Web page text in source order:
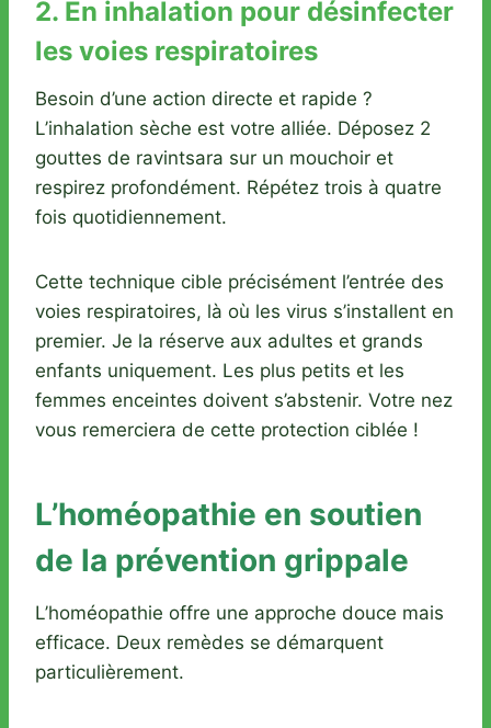
2. En inhalation pour désinfecter
les voies respiratoires
Besoin d’une action directe et rapide ?
L’inhalation sèche est votre alliée. Déposez 2
gouttes de ravintsara sur un mouchoir et
respirez profondément. Répétez trois à quatre
fois quotidiennement.
Cette technique cible précisément l’entrée des
voies respiratoires, là où les virus s’installent en
premier. Je la réserve aux adultes et grands
enfants uniquement. Les plus petits et les
femmes enceintes doivent s’abstenir. Votre nez
vous remerciera de cette protection ciblée !
L’homéopathie en soutien
de la prévention grippale
L’homéopathie offre une approche douce mais
efficace. Deux remèdes se démarquent
particulièrement.